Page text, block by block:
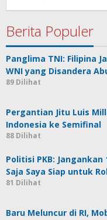
Berita Populer
Panglima TNI: Filipina
WNI yang Disandera
89 Dilihat
Pergantian Jitu Luis
Indonesia ke Semifinal
88 Dilihat
Politisi PKB: Jangankan
Saja Saya Siap untuk
81 Dilihat
Baru Meluncur di RI,